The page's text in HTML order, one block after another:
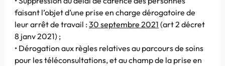
faisant l’objet d’une prise en charge dérogatoire de
leur arrêt de travail :30 septembre 2021 (art 2 décret
8 janv 2021) ;
• Dérogation aux règles relatives au parcours de soins
pour les téléconsultations, et au champ de la prise en